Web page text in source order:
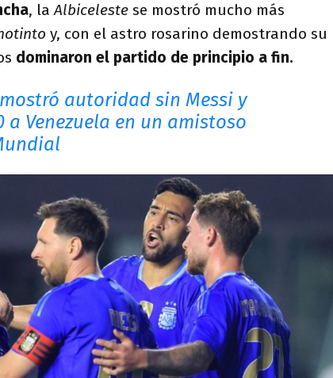
, laAlbiceleste se mostró mucho más
y, con el astro rosarino demostrando su
dominaron el partido de principio a fin.
autoridad sin Messi y
a Venezuela en un amistoso